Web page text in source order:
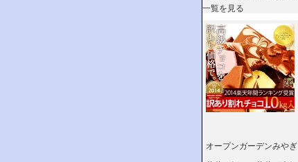
一覧を見る
オープンガーデンみやぎ